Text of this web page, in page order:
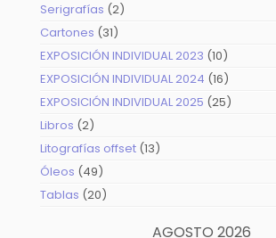
Serigrafías 22
Cartones 3131
productos
EXPOSICIÓN INDIVIDUAL 2023 1010
productos
EXPOSICIÓN INDIVIDUAL 2024 1616
productos
EXPOSICIÓN INDIVIDUAL 2025 2525
Libros 22
productos
Litografías offset 1313
Óleos 4949
productos
Tablas 2020
AGOSTO 2026